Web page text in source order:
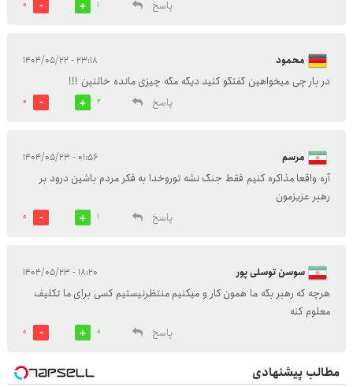
پاسخ 1
0
محمود ۲۳:۱۸ - ۱۴۰۴/۰۵/۲۲
در بار چی میخواهین گفتگو کنید دیگه مگه چیزی مانده خائنین !!!
پاسخ
2
0
مرسم ۰۱:۵۶ - ۱۴۰۴/۰۵/۲۳
آره واقعا مذاکره کنیم فقط جنگ نشه توروخدا به فکر مردم باشین درود بر
رهبر عزیزمون
پاسخ
1
0
سوسن توسلی پور ۱۸:۲۰ - ۱۴۰۴/۰۵/۲۳
هرچه که رهبر بگه ما همون کار و میکنیم منتظرنیستیم کسی برای ما تکلیف
معلوم کنه
پاسخ
0
0
مطالب پیشنهادی